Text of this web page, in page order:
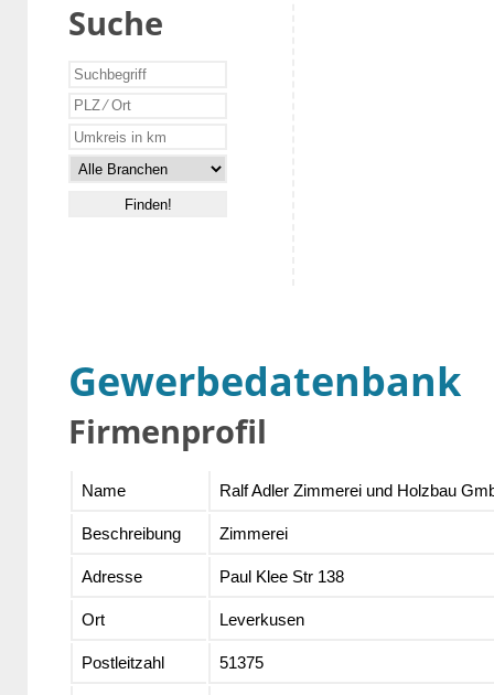
Suche
Gewerbedatenbank
Firmenprofil
Name Ralf Adler Zimmerei und Holzbau
Beschreibung Zimmerei
Adresse Paul Klee Str 138
Ort Leverkusen
Postleitzahl 51375